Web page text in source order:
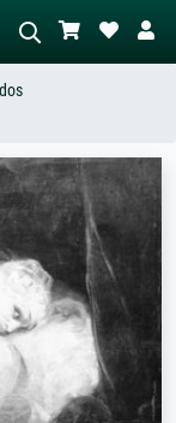
cena – ex: prado verde,
muito vermelho, pintura
nu em pé ao lado de
uma árvore.